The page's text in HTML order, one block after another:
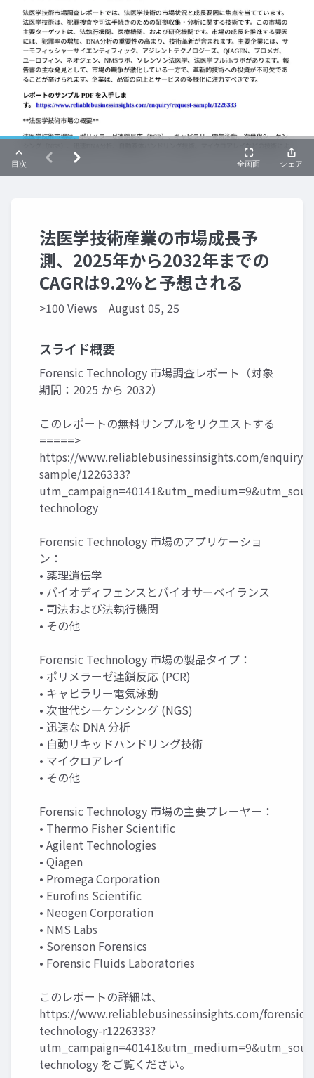
法医学技術産業の市場成長予
測、2025年から2032年までの
CAGRは9.2%と予想される
>100 Views August 05, 25
スライド概要
Forensic Technology 市場調査レポート（対象
期間：2025 から 2032）
このレポートの無料サンプルをリクエストする
=====>
https://www.reliablebusinessinsights.com/enquiry/
sample/1226333?
technology
Forensic Technology 市場のアプリケーショ
ン：
• 薬理遺伝学
• バイオディフェンスとバイオサーベイランス
• 司法および法執行機関
• その他
Forensic Technology 市場の製品タイプ：
• ポリメラーゼ連鎖反応 (PCR)
• キャピラリー電気泳動
• 次世代シーケンシング (NGS)
• 迅速な DNA 分析
• 自動リキッドハンドリング技術
• マイクロアレイ
• その他
Forensic Technology 市場の主要プレーヤー：
• Thermo Fisher Scientific
• Agilent Technologies
• Qiagen
• Promega Corporation
• Eurofins Scientific
• Neogen Corporation
• NMS Labs
• Sorenson Forensics
• Forensic Fluids Laboratories
このレポートの詳細は、
https://www.reliablebusinessinsights.com/forensic-
technology-r1226333?
technology をご覧ください。